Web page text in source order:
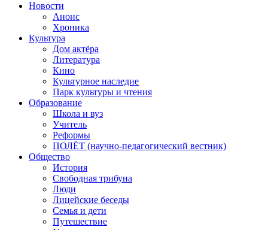
Новости
Анонс
Хроника
Культура
Дом актёра
Литература
Кино
Культурное наследие
Парк культуры и чтения
Образование
Школа и вуз
Учитель
Реформы
ПОЛЁТ (научно-педагогический вестник)
Общество
История
Свободная трибуна
Люди
Лицейские беседы
Семья и дети
Путешествие